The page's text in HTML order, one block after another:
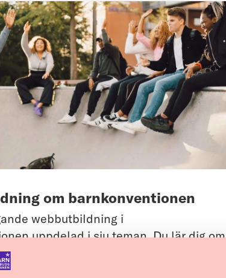
om barnkonventionen
webbutbildning i
uppdelad i sju teman. Du lär dig om
vilka den berör och vad som är ditt